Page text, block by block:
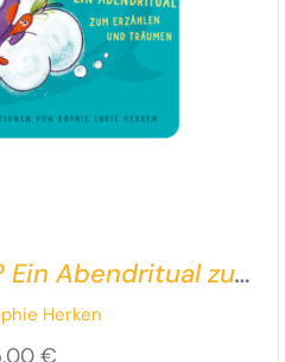
Abendritual zum
Träumen
Herken